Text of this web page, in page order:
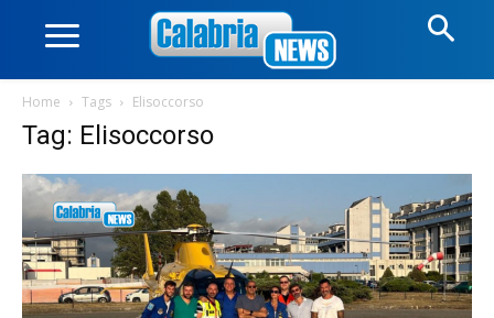
Home Tags Elisoccorso
Tag: Elisoccorso